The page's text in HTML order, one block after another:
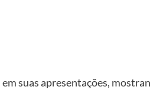
suas apresentações,